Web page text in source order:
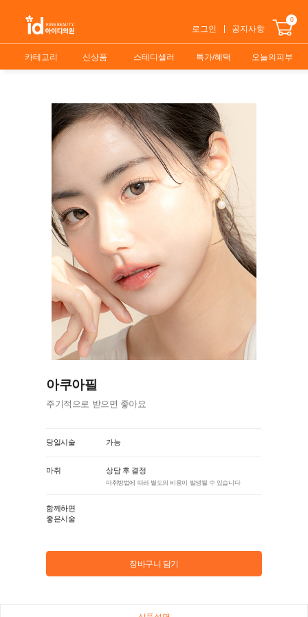
로그인 공지사항
카테고리 신상품 스테디셀러 특가/혜택 오늘의피부
0
아쿠아필
주기적으로 받으면 좋아요
당일시술 가능
마취 상담 후 결정
마취방법에 따라 별도의 비용이 발생될 수 있습니다
함께하면
좋은시술
장바구니 담기